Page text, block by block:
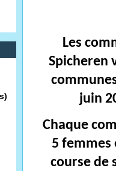
Les
Spicheren
juin
Chaque
5 femmes
course de